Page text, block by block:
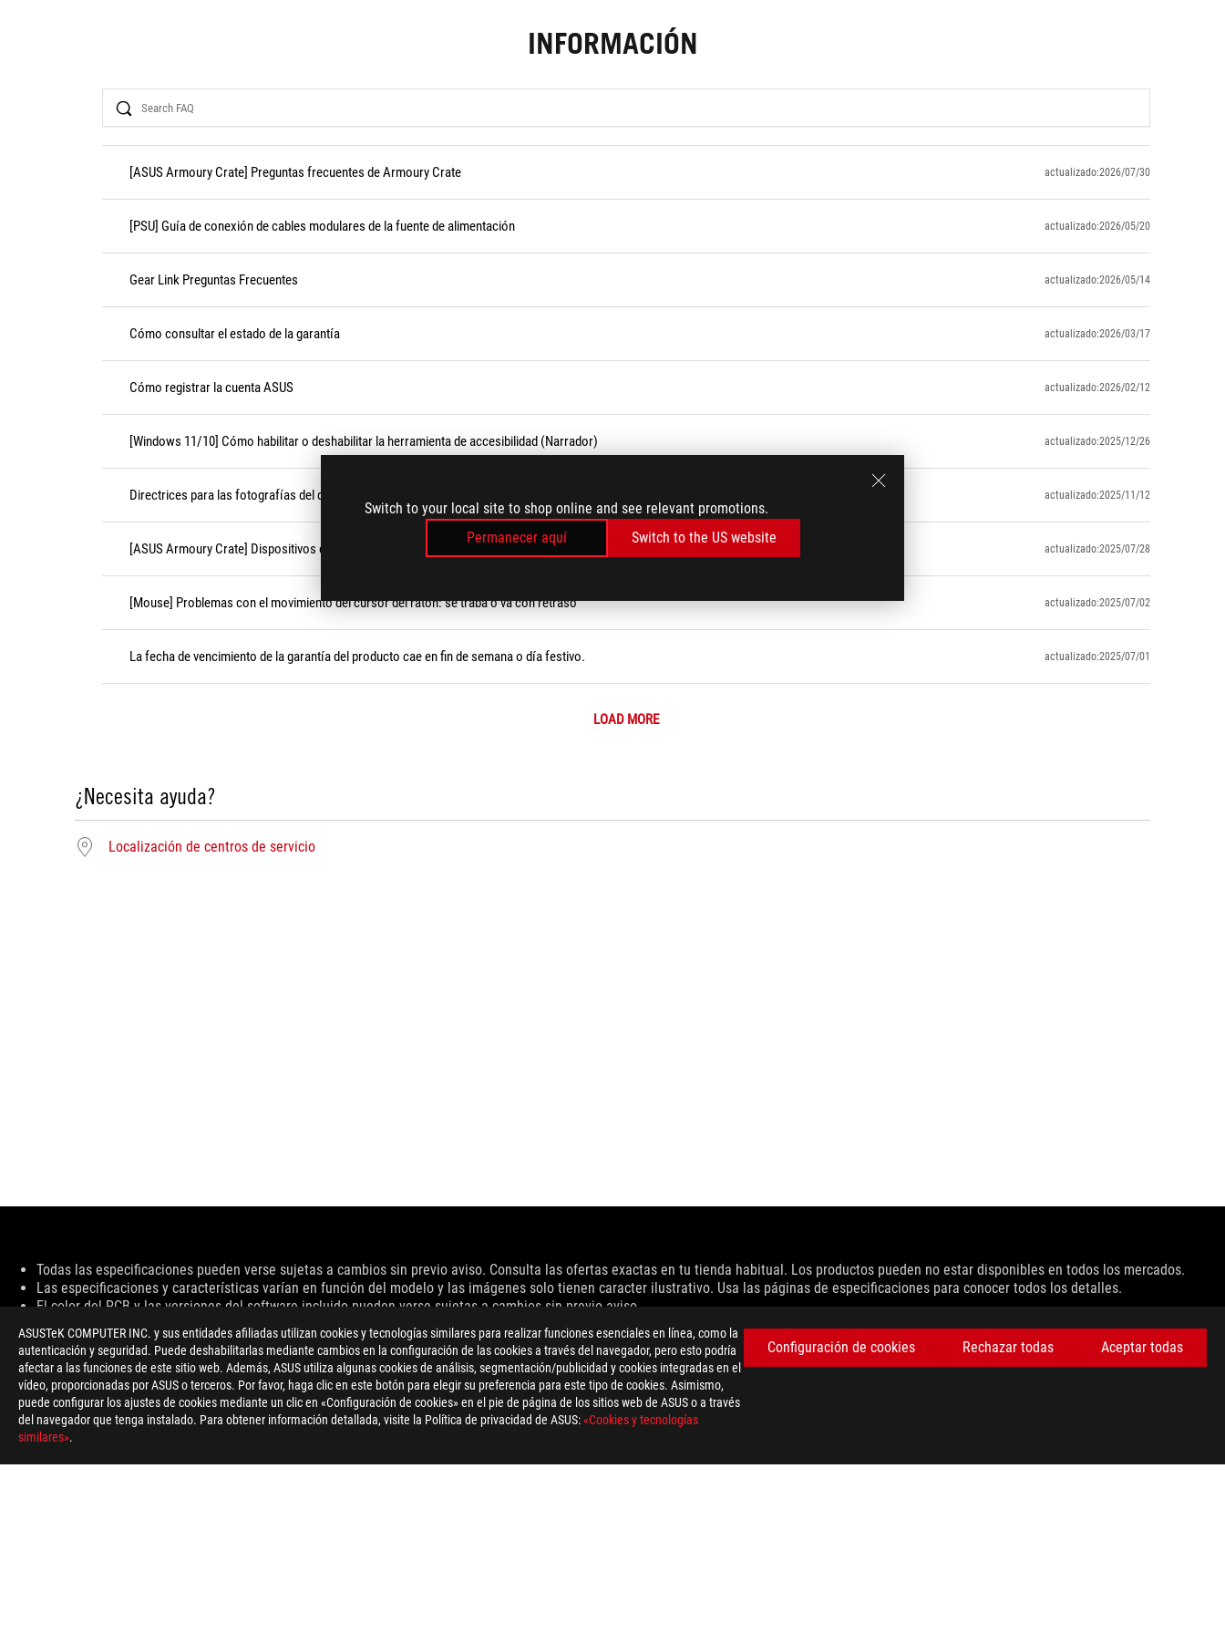
ASUSTeK COMPUTER INC. y sus entidades afiliadas utilizan cookies y tecnologías similares para realizar funciones esenciales en línea, como la
autenticación y seguridad. Puede deshabilitarlas mediante cambios en la configuración de las cookies a través del navegador, pero esto podría
afectar a las funciones de este sitio web. Además, ASUS utiliza algunas cookies de análisis, segmentación/publicidad y cookies integradas en el
vídeo, proporcionadas por ASUS o terceros. Por favor, haga clic en este botón para elegir su preferencia para este tipo de cookies. Asimismo,
puede configurar los ajustes de cookies mediante un clic en «Configuración de cookies» en el pie de página de los sitios web de ASUS o a través
del navegador que tenga instalado. Para obtener información detallada, visite la Política de privacidad de ASUS:«Cookies y tecnologías
similares».
Configuración de cookies Rechazar todas Aceptar todas
Switch to your local site to shop online and see relevant promotions.
Permanecer aquí
Switch to the US website
INFORMACIÓN
Search
[ASUS Armoury Crate] Preguntas frecuentes de Armoury Crate actualizado:2026/07/30
[PSU] Guía de conexión de cables modulares de la fuente de alimentación actualizado:2026/05/20
Gear Link Preguntas Frecuentes actualizado:2026/05/14
Cómo consultar el estado de la garantía actualizado:2026/03/17
Cómo registrar la cuenta ASUS actualizado:2026/02/12
[Windows 11/10] Cómo habilitar o deshabilitar la herramienta de accesibilidad (Narrador) actualizado:2025/12/26
Directrices para las fotografías del dispositivo antes del envío actualizado:2025/11/12
[ASUS Armoury Crate] Dispositivos compatibles con Armoury Crate actualizado:2025/07/28
[Mouse] Problemas con el movimiento del cursor del ratón: se traba o va con retraso actualizado:2025/07/02
La fecha de vencimiento de la garantía del producto cae en fin de semana o día festivo. actualizado:2025/07/01
LOAD MORE
¿Necesita ayuda?
Localización de centros de servicio
Disclaimer
Todas las especificaciones pueden verse sujetas a cambios sin previo aviso. Consulta las ofertas exactas en tu tienda habitual. Los productos pueden no estar disponibles en todos los mercados.
Las especificaciones y características varían en función del modelo y las imágenes solo tienen caracter ilustrativo. Usa las páginas de especificaciones para conocer todos los detalles.
El color del PCB y las versiones del software incluido pueden verse sujetas a cambios sin previo aviso.
La marca y los nombres de los productos mencionados son marcas registradas de sus respectivas compañías.
A menos que se indique lo contrario, todas las afirmaciones están basadas en rendimiento teórico. El rendimiento final puede variar en aplicaciones del día a día.
La velocidad de transferencia de USB 3.0, 3.1, 3.2, y/o Tipo-C variará dependiendo de factores como la velocidad de procesamiento del dispositivo huésped, los atributos del archivo y otros factores
relacionados con la configuración del sistema y tu entorno.
For pricing information, ASUS is only entitled to set a recommendation resale price. All resellers are free to set their own price as they wish.
Price may not include extra fee, including tax、shipping、handling、recycling fee.